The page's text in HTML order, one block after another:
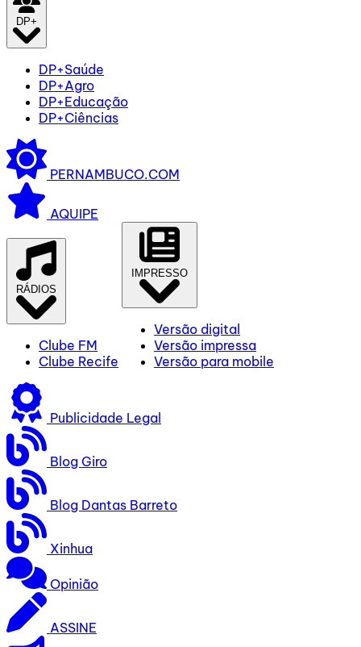
DP+
DP+Saúde
DP+Agro
DP+Educação
DP+Ciências
PERNAMBUCO.COM
AQUIPE
RÁDIOS
Clube FM
Clube Recife
IMPRESSO
Versão digital
Versão impressa
Versão para mobile
Publicidade Legal
Blog Giro
Blog Dantas Barreto
Xinhua
Opinião
ASSINE